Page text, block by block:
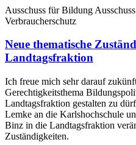
Ausschuss für Bildung
Verbraucherschutz
Neue thematische
Landtagsfraktion
Ich freue mich sehr darauf
Gerechtigkeitsthema
Landtagsfraktion gestalten zu
Lemke an die Karlshochschule
Binz in die Landtagsfraktion
Zuständigkeiten.